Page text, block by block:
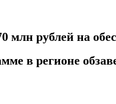
млн рублей на
в регионе